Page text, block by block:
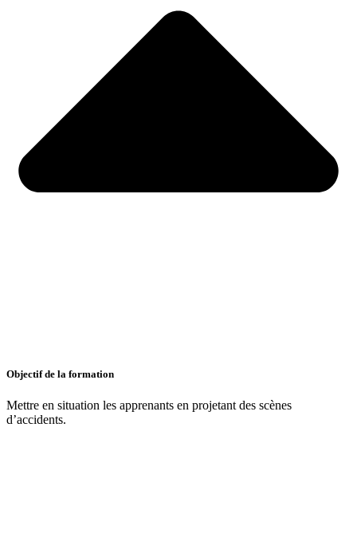
Objectif de la formation
Mettre en situation les apprenants en projetant des scènes
d’accidents.